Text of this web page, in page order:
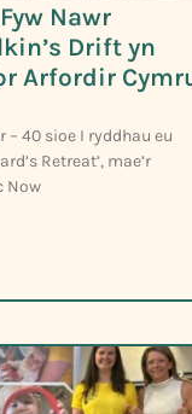
Nawr
Drift yn
Arfordir
40 sioe I ryddhau eu
Retreat’, mae’r
Now